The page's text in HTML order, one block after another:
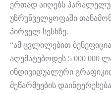
ერთად აიღებს
უზრუნველყოფაში
პირველ სესხზე.
“ამ ცვლილებით
აღემატებოდეს 5 000 000
ინდივიდუალური
მეწარმეების